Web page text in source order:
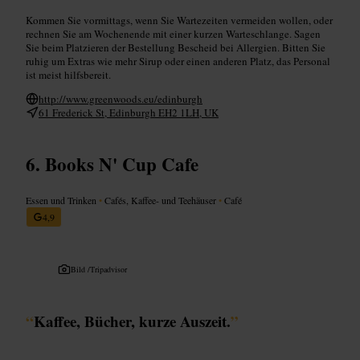
Kommen Sie vormittags, wenn Sie Wartezeiten vermeiden wollen, oder
rechnen Sie am Wochenende mit einer kurzen Warteschlange. Sagen
Sie beim Platzieren der Bestellung Bescheid bei Allergien. Bitten Sie
ruhig um Extras wie mehr Sirup oder einen anderen Platz, das Personal
ist meist hilfsbereit.
http://www.greenwoods.eu/edinburgh
61 Frederick St, Edinburgh EH2 1LH, UK
Books N' Cup Cafe
Essen und Trinken •Cafés, Kaffee- und Teehäuser •Café
4,9
Bild /Tripadvisor
“Kaffee, Bücher, kurze Auszeit.”